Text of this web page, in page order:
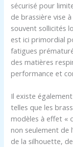
sécurisé pour
de brassière vise
souvent sollicités
est ici primordial
fatigues
des matières
performance et
Il existe
telles que les
modèles à effet «
non seulement de
de la silhouette,